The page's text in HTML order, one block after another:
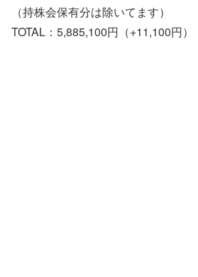
（持株会保有分は除いてます）
TOTAL：5,885,100円（+11,100円）